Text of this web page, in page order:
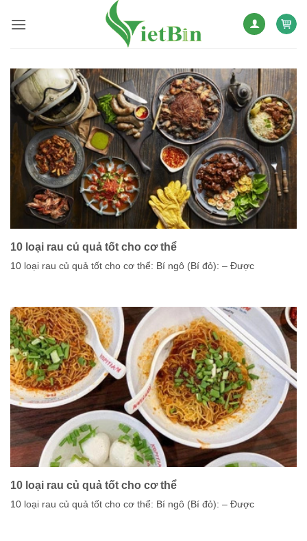
qua
10 loại rau củ quả tốt cho cơ thể
10 loại rau củ quả tốt cho cơ thể: Bí ngô (Bí đỏ): – Được
10 loại rau củ quả tốt cho cơ thể
10 loại rau củ quả tốt cho cơ thể: Bí ngô (Bí đỏ): – Được